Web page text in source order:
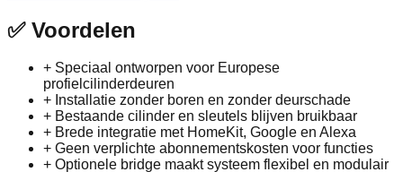
✅Voordelen
+ Speciaal ontworpen voor Europese
profielcilinderdeuren
+ Installatie zonder boren en zonder deurschade
+ Bestaande cilinder en sleutels blijven bruikbaar
+ Brede integratie met HomeKit, Google en Alexa
+ Geen verplichte abonnementskosten voor functies
+ Optionele bridge maakt systeem flexibel en modulair